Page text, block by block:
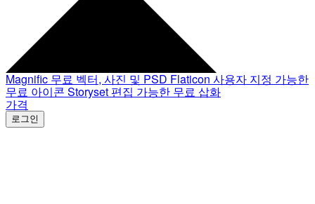
Magnific 무료 벡터, 사진 및 PSD Flaticon 사용자 지정 가능한
무료 아이콘 Storyset 편집 가능한 무료 삽화
가격
로그인